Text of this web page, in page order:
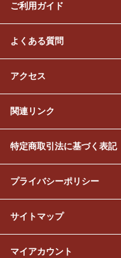
ご利用ガイド
よくある質問
アクセス
関連リンク
特定商取引法に基づく表記
プライバシーポリシー
サイトマップ
マイアカウント